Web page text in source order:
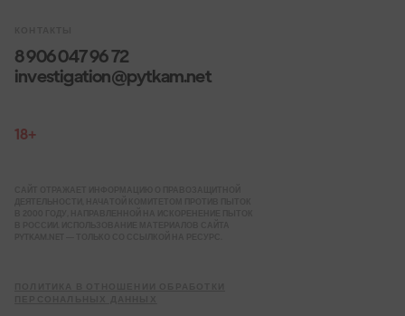
18+
8 906 047 96 72
investigation@pytkam.net